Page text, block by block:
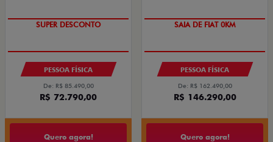
TAXA ZERO
PESSOA FÍSICA
De: R$ 85.490,00
R$ 72.790,00
Quero agora!
OPORTUNIDADE
PESSOA FÍSICA
De: R$ 162.490,00
R$ 146.290,00
Quero agora!